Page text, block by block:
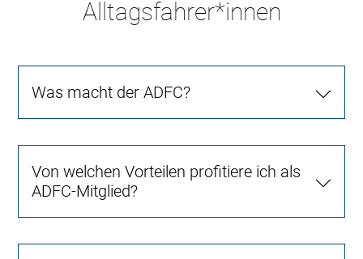
Alltagsfahrer*innen
Was macht der ADFC?
Von welchen Vorteilen profitiere ich als
ADFC-Mitglied?